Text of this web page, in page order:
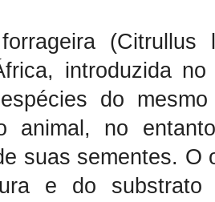
introduzida
do
animal, no
suas sementes.
e do